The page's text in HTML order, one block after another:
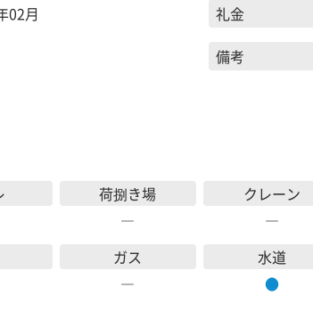
02月
礼金
備考
荷捌き場
―
クレーン
―
ガス
―
水道
●